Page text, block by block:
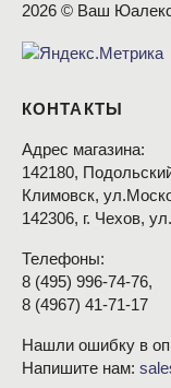
2026 © Ваш
КОНТАКТЫ
Адрес магазина:
142180,
Климовск,
142306, г. Чехов,
Телефоны:
8 (495) 996-74-76,
8 (4967) 41-71-17
Нашли ошибку в
Напишите нам: